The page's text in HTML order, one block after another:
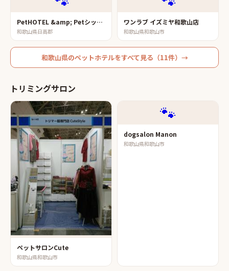
PetHOTEL &amp; Petシッター maron
和歌山県日高郡
ワンラブ イズミヤ和歌山店
和歌山県和歌山市
和歌山県のペットホテルをすべて見る（11件）→
トリミングサロン
ペットサロンCute
和歌山県和歌山市
🐾
dogsalon Manon
和歌山県和歌山市